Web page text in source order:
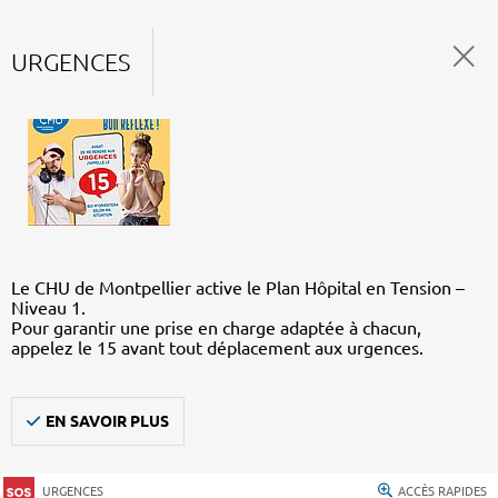
URGENCES
Le CHU de Montpellier active le Plan Hôpital en Tension –
Niveau 1.
Pour garantir une prise en charge adaptée à chacun,
appelez le 15 avant tout déplacement aux urgences.
EN SAVOIR PLUS
URGENCES ACCÈS RAPIDES